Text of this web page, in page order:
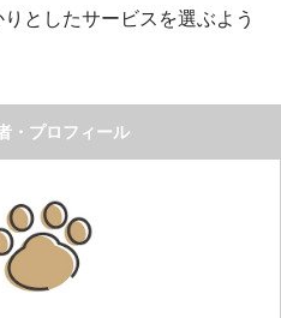
としたサービスを選ぶよう
・プロフィール